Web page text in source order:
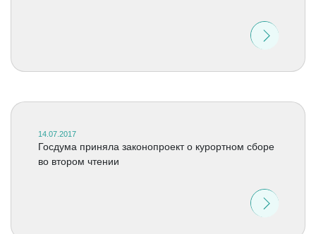
14.07.2017
Госдума приняла законопроект о курортном сборе
во втором чтении